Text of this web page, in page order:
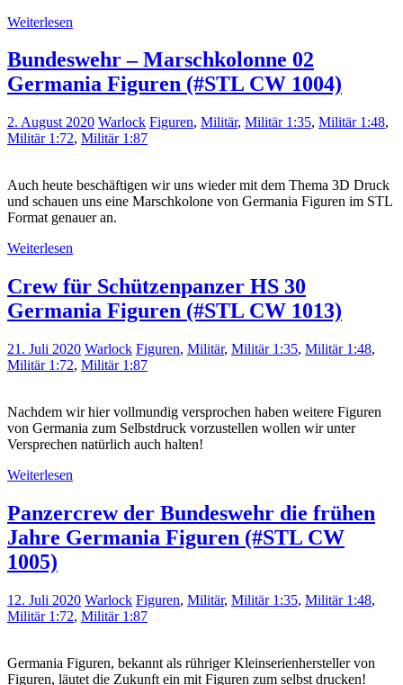
Weiterlesen
Bundeswehr – Marschkolonne 02
Germania Figuren (#STL CW 1004)
2. August 2020 Warlock Figuren, Militär, Militär 1:35, Militär 1:48,
Militär 1:72, Militär 1:87
Auch heute beschäftigen wir uns wieder mit dem Thema 3D Druck
und schauen uns eine Marschkolone von Germania Figuren im STL
Format genauer an.
Weiterlesen
Crew für Schützenpanzer HS 30
Germania Figuren (#STL CW 1013)
21. Juli 2020 Warlock Figuren, Militär, Militär 1:35, Militär 1:48,
Militär 1:72, Militär 1:87
Nachdem wir hier vollmundig versprochen haben weitere Figuren
von Germania zum Selbstdruck vorzustellen wollen wir unter
Versprechen natürlich auch halten!
Weiterlesen
Panzercrew der Bundeswehr die frühen
Jahre Germania Figuren (#STL CW
1005)
12. Juli 2020 Warlock Figuren, Militär, Militär 1:35, Militär 1:48,
Militär 1:72, Militär 1:87
Germania Figuren, bekannt als rühriger Kleinserienhersteller von
Figuren, läutet die Zukunft ein mit Figuren zum selbst drucken!